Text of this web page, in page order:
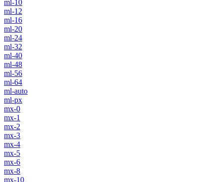
ml-10
ml-12
ml-16
ml-20
ml-24
ml-32
ml-40
ml-48
ml-56
ml-64
ml-auto
ml-px
mx-0
mx-1
mx-2
mx-3
mx-4
mx-5
mx-6
mx-8
mx-10